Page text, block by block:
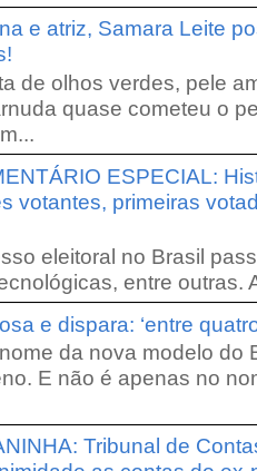
e atriz, Samara Leite
de olhos verdes, pele
quase cometeu o
ESPECIAL:
votantes, primeiras
eleitoral no Brasil
entre outras.
e dispara: ‘entre
da nova modelo do
E não é apenas no
Tribunal de